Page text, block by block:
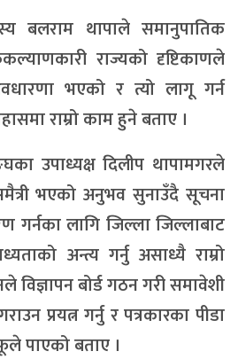
बलराम थापाले समानुपातिक
राज्यको दृष्टिकाणले
भएको र त्यो लागू गर्न
राम्रो काम हुने बताए ।
उपाध्यक्ष दिलीप थापामगरले
भएको अनुभव सुनाउँदै सूचना
गर्नका लागि जिल्ला जिल्लाबाट
अन्त्य गर्नु असाध्यै राम्रो
बोर्ड गठन गरी समावेशी
प्रयत्न गर्नु र पत्रकारका पीडा
पाएको बताए ।